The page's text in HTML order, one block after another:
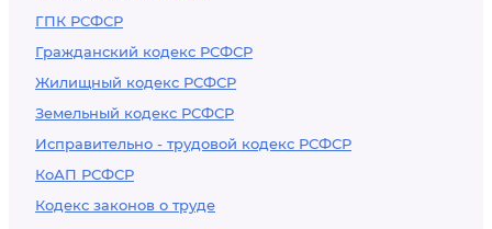
ГПК РСФСР
Гражданский кодекс РСФСР
Жилищный кодекс РСФСР
Земельный кодекс РСФСР
Исправительно - трудовой кодекс РСФСР
КоАП РСФСР
Кодекс законов о труде